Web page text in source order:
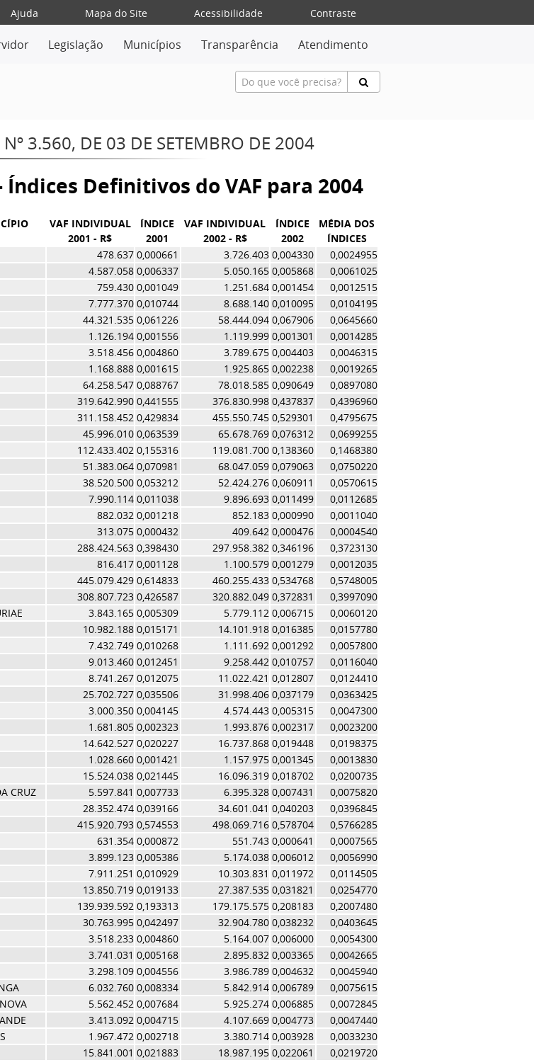
Ajuda Mapa do Site Acessibilidade
Contraste
Legislação Municípios Transparência Atendimento
Nº 3.560, DE 03 DE SETEMBRO DE 2004
Índices Definitivos do VAF para 2004
VAF INDIVIDUAL
2001 - R$
ÍNDICE
2001
VAF INDIVIDUAL
2002 - R$
ÍNDICE
2002
MÉDIA DOS
ÍNDICES
478.637 0,000661 3.726.403 0,004330
0,0024955
4.587.058 0,006337 5.050.165 0,005868
0,0061025
759.430 0,001049 1.251.684 0,001454
0,0012515
7.777.370 0,010744 8.688.140 0,010095
0,0104195
44.321.535 0,061226 58.444.094 0,067906
0,0645660
1.126.194 0,001556 1.119.999 0,001301
0,0014285
3.518.456 0,004860 3.789.675 0,004403
0,0046315
1.168.888 0,001615 1.925.865 0,002238
0,0019265
64.258.547 0,088767 78.018.585 0,090649
0,0897080
319.642.990 0,441555 376.830.998 0,437837
0,4396960
311.158.452 0,429834 455.550.745 0,529301
0,4795675
45.996.010 0,063539 65.678.769 0,076312
0,0699255
112.433.402 0,155316 119.081.700 0,138360
0,1468380
51.383.064 0,070981 68.047.059 0,079063
0,0750220
38.520.500 0,053212 52.424.276 0,060911
0,0570615
7.990.114 0,011038 9.896.693 0,011499
0,0112685
882.032 0,001218 852.183 0,000990
0,0011040
313.075 0,000432 409.642 0,000476
0,0004540
288.424.563 0,398430 297.958.382 0,346196
0,3723130
816.417 0,001128 1.100.579 0,001279
0,0012035
445.079.429 0,614833 460.255.433 0,534768
0,5748005
308.807.723 0,426587 320.882.049 0,372831
0,3997090
3.843.165 0,005309 5.779.112 0,006715
0,0060120
10.982.188 0,015171 14.101.918 0,016385
0,0157780
7.432.749 0,010268 1.111.692 0,001292
0,0057800
9.013.460 0,012451 9.258.442 0,010757
0,0116040
8.741.267 0,012075 11.022.421 0,012807
0,0124410
25.702.727 0,035506 31.998.406 0,037179
0,0363425
3.000.350 0,004145 4.574.443 0,005315
0,0047300
1.681.805 0,002323 1.993.876 0,002317
0,0023200
14.642.527 0,020227 16.737.868 0,019448
0,0198375
1.028.660 0,001421 1.157.975 0,001345
0,0013830
15.524.038 0,021445 16.096.319 0,018702
0,0200735
CRUZ
5.597.841 0,007733 6.395.328 0,007431
0,0075820
28.352.474 0,039166 34.601.041 0,040203
0,0396845
415.920.793 0,574553 498.069.716 0,578704
0,5766285
631.354 0,000872 551.743 0,000641
0,0007565
3.899.123 0,005386 5.174.038 0,006012
0,0056990
7.911.251 0,010929 10.303.831 0,011972
0,0114505
13.850.719 0,019133 27.387.535 0,031821
0,0254770
139.939.592 0,193313 179.175.575 0,208183
0,2007480
30.763.995 0,042497 32.904.780 0,038232
0,0403645
3.518.233 0,004860 5.164.007 0,006000
0,0054300
3.741.031 0,005168 2.895.832 0,003365
0,0042665
3.298.109 0,004556 3.986.789 0,004632
0,0045940
6.032.760 0,008334 5.842.914 0,006789
0,0075615
5.562.452 0,007684 5.925.274 0,006885
0,0072845
3.413.092 0,004715 4.107.669 0,004773
0,0047440
1.967.472 0,002718 3.380.714 0,003928
0,0033230
15.841.001 0,021883 18.987.195 0,022061
0,0219720